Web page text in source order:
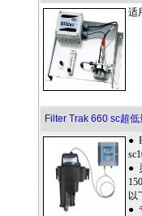
适
Filter Trak 660 sc超
●
●
以
●